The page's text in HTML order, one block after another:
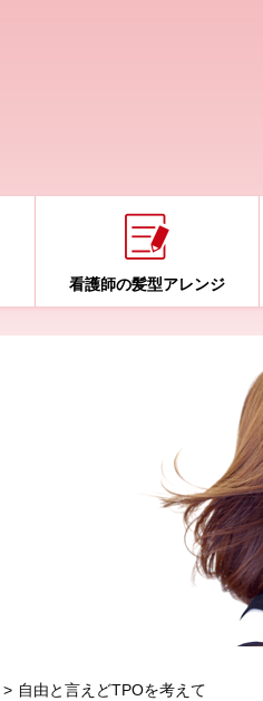
看護師の髪型アレンジ
> 自由と言えどTPOを考えて